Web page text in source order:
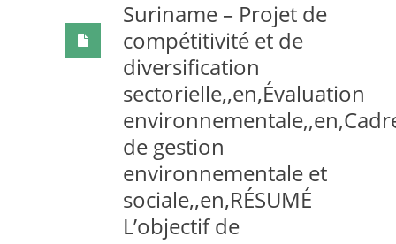
Suriname – Projet de
compétitivité et de
diversification
sectorielle,,en,Évaluation
de gestion
environnementale et
sociale,,en,RÉSUMÉ
L’objectif de